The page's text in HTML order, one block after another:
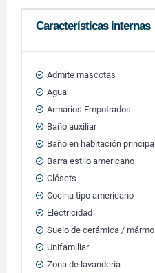
Características internas
Admite mascotas
Agua
Armarios Empotrados
Baño auxiliar
Baño en habitación principal
Barra estilo americano
Clósets
Cocina tipo americano
Electricidad
Suelo de cerámica / mármol
Unifamiliar
Zona de lavandería